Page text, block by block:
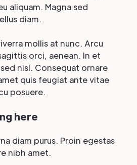
aliquam. Magna sed
diam.
mollis at nunc. Arcu
orci, aenean. In et
nisl. Consequat ornare
quis feugiat ante vitae
posuere.
here
diam purus. Proin egestas
nibh amet.